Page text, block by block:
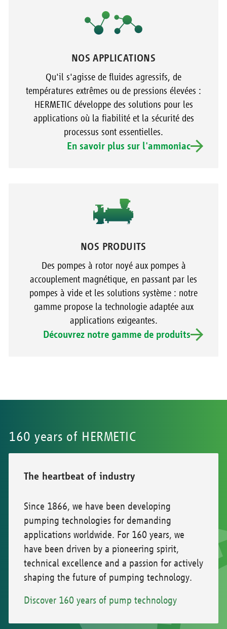
NOS APPLICATIONS
Qu'il s'agisse de fluides agressifs, de
températures extrêmes ou de pressions élevées :
HERMETIC développe des solutions pour les
applications où la fiabilité et la sécurité des
processus sont essentielles.
En savoir plus sur l'ammoniac
NOS PRODUITS
Des pompes à rotor noyé aux pompes à
accouplement magnétique, en passant par les
pompes à vide et les solutions système : notre
gamme propose la technologie adaptée aux
applications exigeantes.
Découvrez notre gamme de produits
160 years of HERMETIC
The heartbeat of industry
Since 1866, we have been developing
pumping technologies for demanding
applications worldwide. For 160 years, we
have been driven by a pioneering spirit,
technical excellence and a passion for actively
shaping the future of pumping technology.
Discover 160 years of pump technology